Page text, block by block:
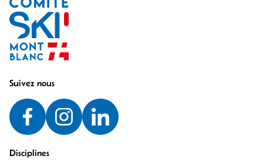
Suivez nous
Disciplines